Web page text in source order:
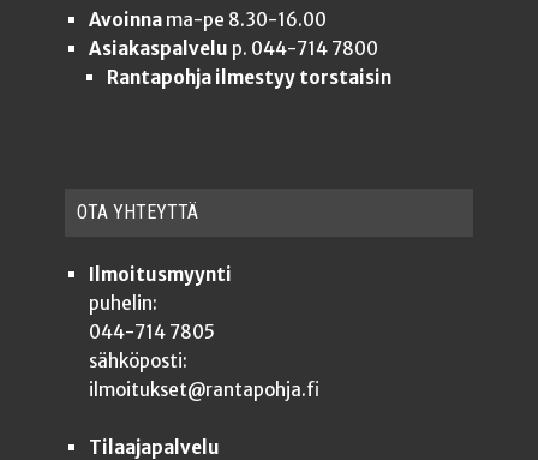
Avoinnama-pe 8.30-16.00
Asiakaspalvelu p. 044-714 7800
Rantapohja ilmestyy torstaisin
OTA YHTEYT­TÄ
Ilmoitusmyynti
puhelin:
044-714 7805
sähköposti:
ilmoitukset@rantapohja.fi
Tilaajapalvelu